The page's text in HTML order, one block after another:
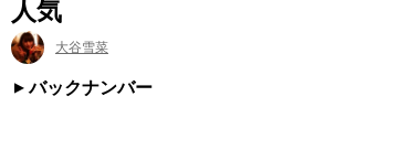
人気
大谷雪菜
バックナンバー